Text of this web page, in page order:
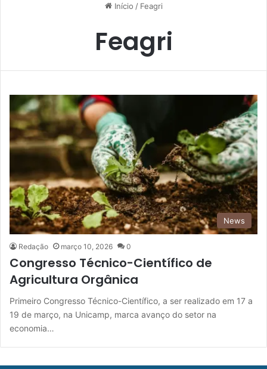
Início / Feagri
Feagri
News
Redação março 10, 2026 0
Congresso Técnico-Científico de
Agricultura Orgânica
Primeiro Congresso Técnico-Científico, a ser realizado em 17 a
19 de março, na Unicamp, marca avanço do setor na
economia…